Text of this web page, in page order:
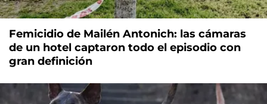
Femicidio de Mailén Antonich: las cámaras
de un hotel captaron todo el episodio con
gran definición